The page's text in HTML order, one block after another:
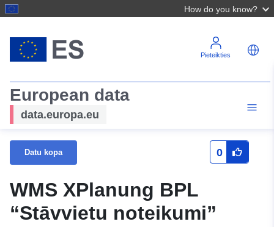
How do you know?
Pieteikties
European data
data.europa.eu
Datu kopa 0
WMS XPlanung BPL
“Stāvvietu noteikumi”